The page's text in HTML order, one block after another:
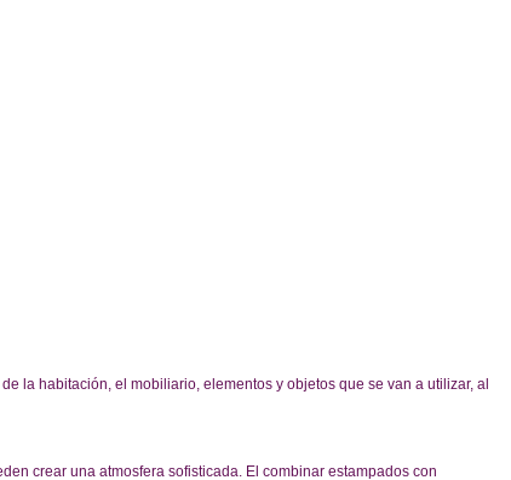
la habitación, el mobiliario, elementos y objetos que se van a utilizar, al
crear una atmosfera sofisticada. El combinar estampados con